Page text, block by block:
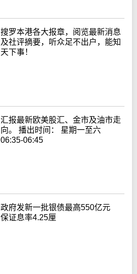
搜罗本港各大报章，阅览最新消息
及社评摘要，听众足不出户，能知
天下事！
汇报最新欧美股汇、金市及油市走
向。 播出时间： 星期一至六
06:35-06:45
政府发新一批银债最高550亿元
保证息率4.25厘